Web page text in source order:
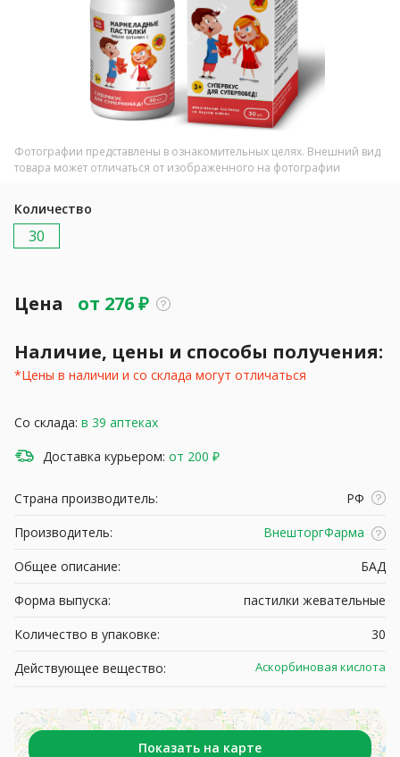
Фотографии представлены в ознакомительных целях. Внешний вид
товара может отличаться от изображенного на фотографии
Количество
30
Цена от 276₽
Наличие, цены и способы получения:
*Цены в наличии и со склада могут отличаться
Со склада: в 39 аптеках
Доставка курьером: от 200 ₽
Страна производитель:
РФ
Производитель:
ВнешторгФарма
Общее описание:
БАД
Форма выпуска:
пастилки жевательные
Количество в упаковке:
30
Действующее вещество:
Аскорбиновая кислота
Показать на карте